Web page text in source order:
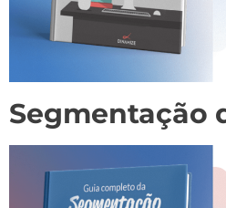
Segmentação